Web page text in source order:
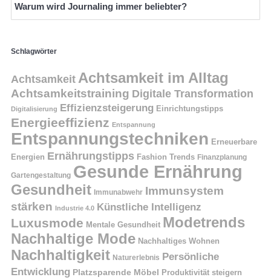
Warum wird Journaling immer beliebter?
Schlagwörter
Achtsamkeit Achtsamkeit im Alltag
Achtsamkeitstraining Digitale Transformation
Digitalisierung Effizienzsteigerung Einrichtungstipps
Energieeffizienz Entspannung
Entspannungstechniken Erneuerbare
Energien Ernährungstipps Fashion Trends Finanzplanung
Gartengestaltung Gesunde Ernährung
Gesundheit Immunabwehr Immunsystem
stärken
Industrie 4.0 Künstliche Intelligenz
Luxusmode Mentale Gesundheit Modetrends
Nachhaltige Mode Nachhaltiges Wohnen
Nachhaltigkeit Naturerlebnis Persönliche
Entwicklung Platzsparende Möbel Produktivität steigern